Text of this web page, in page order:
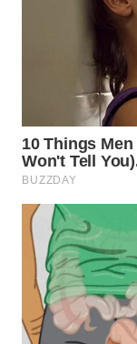
WN
KEPULAUAN
SERIBU
WN
TANGERANG
WN
BINJAI